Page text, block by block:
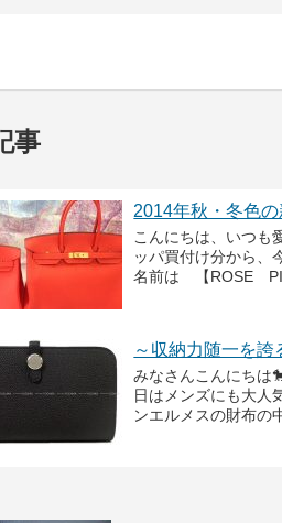
事
2014年秋・冬色
こんにちは、いつも
ッパ買付け分から、
名前は 【ROSE
～収納力随一を誇
みなさんこんにちは
日はメンズにも大人
ンエルメスの財布の